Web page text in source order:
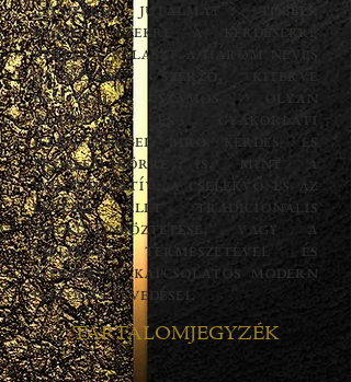
„elnyerje jutalmát”? Többek
között ezekre a kérdésekre
keresi a választ a három neves
angolszász szerző, kitérve
egyúttal számos olyan
alapvető és gyakorlati
jelentőséggel bíró kérdés- és
problémakörre is, mint a
kontemplatív, a cselekvő és az
élvező élet tradicionális
megkülönböztetése, vagy a
cselekvés természetével és
szerepével kapcsolatos modern
felfogás tévedései.
TARTALOMJEGYZÉK